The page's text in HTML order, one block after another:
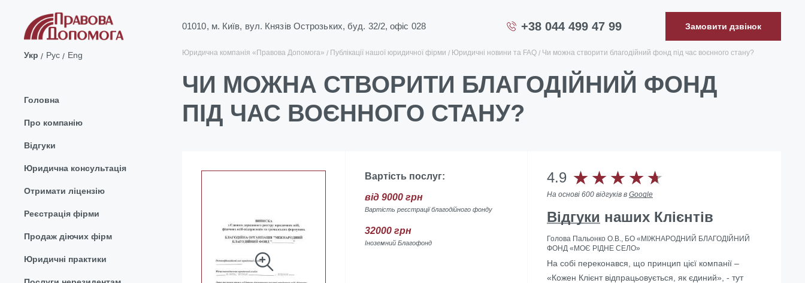
01010, м. Київ, вул. Князів Острозьких, буд. 32/2, офіс 028 +38 044 499 47 99 Замовити дзвінок
Укр Рус Eng
Головна
Про компанію
Відгуки
Юридична консультація
Отримати ліцензію
Реєстрація фірми
Продаж діючих фірм
Юридичні практики
Юридична компанія «Правова Допомога» Публікації нашої юридичної фірми Юридичні новини та FAQ Чи можна створити благодійний фонд під час воєнного стану?
ЧИ МОЖНА СТВОРИТИ БЛАГОДІЙНИЙ ФОНД
ПІД ЧАС ВОЄННОГО СТАНУ?
Вартість послуг:
від 9000 грн
Вартість реєстрації благодійного фонду
32000 грн
Іноземний Благофонд
4.9
На основі 600 відгуків в Google
Відгуки наших Клієнтів
Голова Пальонко О.В., БО «МІЖНАРОДНИЙ БЛАГОДІЙНИЙ
ФОНД «МОЄ РІДНЕ СЕЛО»
На собі переконався, що принцип цієї компанії –
«Кожен Клієнт відпрацьовується, як єдиний», - тут